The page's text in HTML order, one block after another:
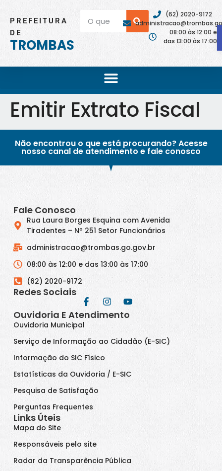
PREFEITURA
DE
TROMBAS
(62) 2020-9172
08:00 às 12:00 e
das 13:00 às 17:00
Emitir Extrato Fiscal
Não encontrou o que está procurando? Acesse
nosso canal de atendimento e fale conosco
Fale Conosco
Rua Laura Borges Esquina com Avenida
Tiradentes – Nº 251 Setor Funcionários
administracao@trombas.go.gov.br
08:00 às 12:00 e das 13:00 às 17:00
(62) 2020-9172
Redes Sociais
Ouvidoria E Atendimento
Ouvidoria Municipal
Serviço de Informação ao Cidadão (E-SIC)
Informação do SIC Físico
Estatísticas da Ouvidoria / E-SIC
Pesquisa de Satisfação
Perguntas Frequentes
Links Úteis
Mapa do Site
Responsáveis pelo site
Radar da Transparência Pública